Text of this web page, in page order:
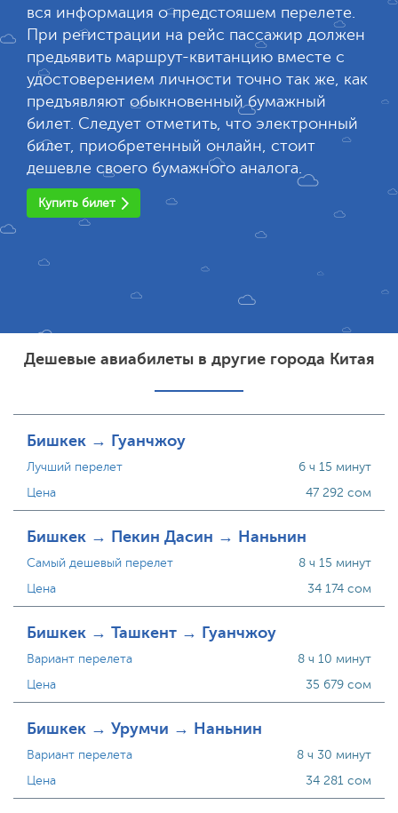
вся информация о предстояшем перелете.
При регистрации на рейс пассажир должен
предьявить маршрут-квитанцию вместе с
удостоверением личности точно так же, как
предъявляют обыкновенный бумажный
билет. Следует отметить, что электронный
билет, приобретенный онлайн, стоит
дешевле своего бумажного аналога.
Купить билет
Дешевые авиабилеты в другие города Китая
Бишкек → Гуанчжоу
Лучший перелет
Цена
6 ч 15 минут
47 292 сом
Бишкек → Пекин Дасин → Наньнин
Самый дешевый перелет
Цена
8 ч 15 минут
34 174 сом
Бишкек → Ташкент → Гуанчжоу
Вариант перелета
Цена
8 ч 10 минут
35 679 сом
Бишкек → Урумчи → Наньнин
Вариант перелета
Цена
8 ч 30 минут
34 281 сом